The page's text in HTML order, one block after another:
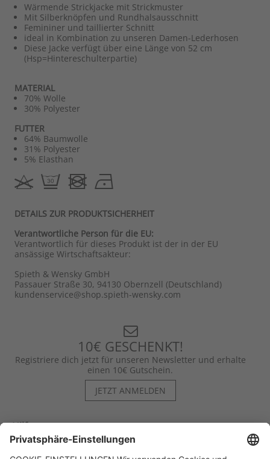
Wärmende Strickjacke mit Strickmuster
Mit Silberknöpfen und Rundhalsausschnitt
Femininer und taillierter Schnitt
ideal in Kombination zu unseren Damen-Lederhosen
Diese Jacke verfügt über eine Länge von 52 cm
(Hsp=Hintereschulterpartie)
MATERIAL
70% Wolle
30% Polyester
FUTTER
64% Baumwolle
31% Polyester
5% Elasthan
DETAILS ZUR PRODUKTSICHERHEIT
Verantwortliche Person für die EU:
Verantwortlich für dieses Produkt ist der in der EU
ansässige Wirtschaftsakteur:
Spieth & Wensky GmbH
Passauer Straße 30, 94130 Obernzell (Deutschland)
kundenservice@shop.spieth-wensky.com
10€ GESCHENKT!
Registriere dich jetzt für unseren Newsletter und erhalte
einen 10€ Gutschein.
JETZT ANMELDEN
Hilfe